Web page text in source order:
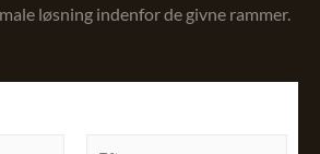
løsning indenfor de givne rammer.